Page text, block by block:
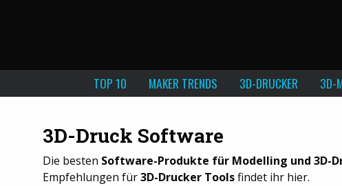
TOP 10 MAKER TRENDS 3D-DRUCKER 3D-
3D-Druck Software
Die besten Software-Produkte für Modelling und 3D-
Empfehlungen für3D-Drucker Toolsfindet ihr hier.